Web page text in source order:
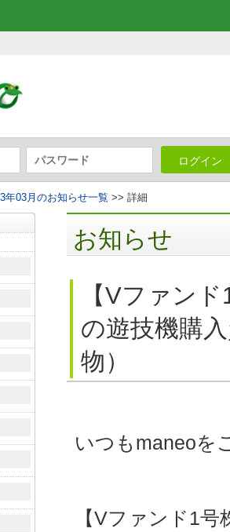
ログイン
年03月のお知らせ一覧 >> 詳細
お知らせ
【Vファン
の遊技機購
物）
いつもmaneoを
【Vファンド1